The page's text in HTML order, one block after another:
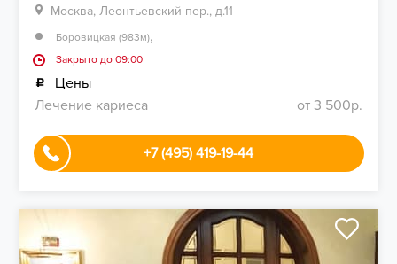
Москва, Леонтьевский пер., д.11
Боровицкая (983м),
Закрыто до 09:00
Цены
Лечение кариеса
от 3 500р.
+7 (495) 419-19-44